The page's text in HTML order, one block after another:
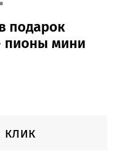
подарок
пионы мини
клик